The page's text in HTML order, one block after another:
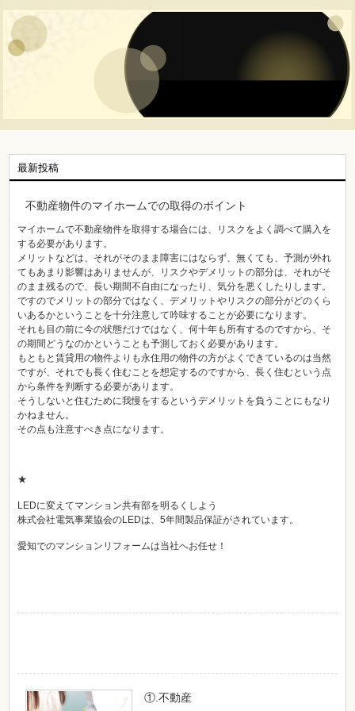
最新投稿
不動産物件のマイホームでの取得のポイント
マイホームで不動産物件を取得する場合には、リスクをよく調べて購入を
する必要があります。
メリットなどは、それがそのまま障害にはならず、無くても、予測が外れ
てもあまり影響はありませんが、リスクやデメリットの部分は、それがそ
のまま残るので、長い期間不自由になったり、気分を悪くしたりします。
ですのでメリットの部分ではなく、デメリットやリスクの部分がどのくら
いあるかということを十分注意して吟味することが必要になります。
それも目の前に今の状態だけではなく、何十年も所有するのですから、そ
の期間どうなのかということも予測しておく必要があります。
もともと賃貸用の物件よりも永住用の物件の方がよくできているのは当然
ですが、それでも長く住むことを想定するのですから、長く住むという点
から条件を判断する必要があります。
そうしないと住むために我慢をするというデメリットを負うことにもなり
かねません。
その点も注意すべき点になります。
★
LEDに変えてマンション共有部を明るくしよう
株式会社電気事業協会のLEDは、5年間製品保証がされています。
愛知でのマンションリフォームは当社へお任せ！
①.不動産